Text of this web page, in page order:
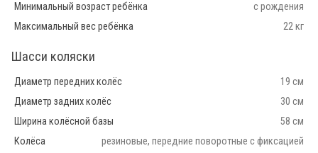
Минимальный возраст ребёнка
с рождения
Максимальный вес ребёнка
22 кг
Шасси коляски
Диаметр передних колёс
19 см
Диаметр задних колёс
30 см
Ширина колёсной базы
58 см
Колёса
резиновые, передние поворотные с фиксацией